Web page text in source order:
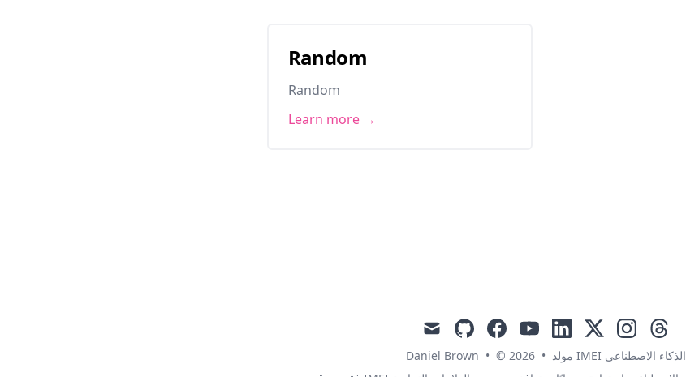
Random
Random
Learn more →
mail githubfacebookyoutubelinkedin
x instagramthreads
Daniel Brown • © 2026 •
مولد IMEI الذكاء الاصطناعي